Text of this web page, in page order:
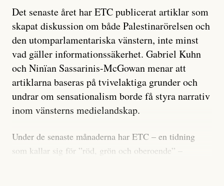
Det senaste året har ETC publicerat artiklar som
skapat diskussion om både Palestinarörelsen och
den utomparlamentariska vänstern, inte minst
vad gäller informationssäkerhet. Gabriel Kuhn
och Ninïan Sassarinis-McGowan menar att
artiklarna baseras på tvivelaktiga grunder och
undrar om sensationalism borde få styra narrativ
inom vänsterns medielandskap.
Under de senaste månaderna har ETC – en tidning
som kallar sig för ”röd, grön och oberoende” –